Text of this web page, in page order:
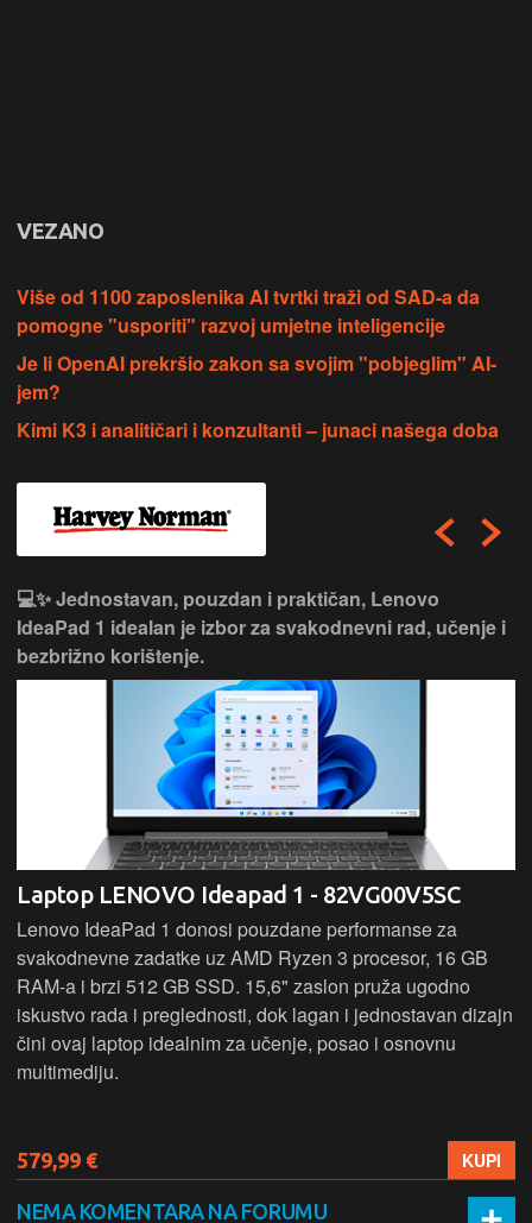
VEZANO
Više od 1100 zaposlenika AI tvrtki traži od SAD-a da
pomogne "usporiti" razvoj umjetne inteligencije
Je li OpenAI prekršio zakon sa svojim "pobjeglim" AI-
jem?
Kimi K3 i analitičari i konzultanti – junaci našega doba
💻✨ Jednostavan, pouzdan i praktičan, Lenovo
IdeaPad 1 idealan je izbor za svakodnevni rad, učenje i
bezbrižno korištenje.
Laptop LENOVO Ideapad 1 - 82VG00V5SC
Lenovo IdeaPad 1 donosi pouzdane performanse za
svakodnevne zadatke uz AMD Ryzen 3 procesor, 16 GB
RAM-a i brzi 512 GB SSD. 15,6" zaslon pruža ugodno
iskustvo rada i preglednosti, dok lagan i jednostavan dizajn
čini ovaj laptop idealnim za učenje, posao i osnovnu
multimediju.
579,99 € KUPI
NEMA KOMENTARA NA FORUMU